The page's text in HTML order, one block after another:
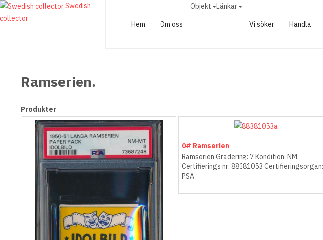
Swedish
collector
Hem Om oss
Objekt
Länkar
Vi söker
Handla
Ramserien.
Produkter
0# Ramserien
Ramserien Gradering: 7 Kondition: NM
Certifierings nr: 88381053 Certifieringsorgan:
PSA